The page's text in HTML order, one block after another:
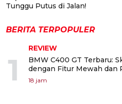
Tunggu Putus di Jalan!
BERITA TERPOPULER
1
REVIEW
BMW C400 GT Terbaru:
dengan Fitur Mewah dan
18 jam